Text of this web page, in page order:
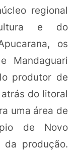
regional
e do
os
Mandaguari
produtor de
do litoral
uma área de
de Novo
produção.